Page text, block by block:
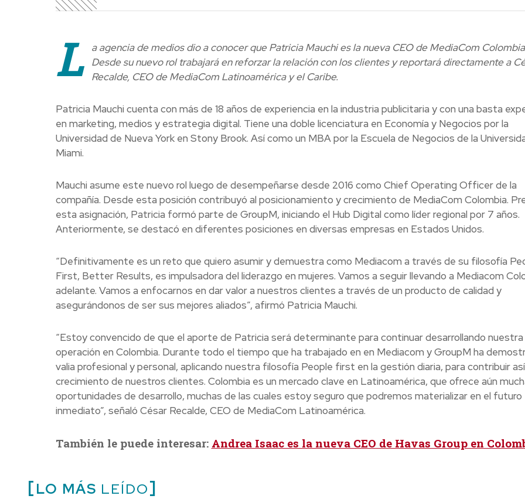
L
a agencia de medios dio a conocer que Patricia Mauchi es la nueva CEO de MediaCom
Desde su nuevo rol trabajará en reforzar la relación con los clientes y reportarádirectamente a
Recalde, CEO de MediaCom Latinoamérica y el Caribe.
Patricia Mauchi cuenta con más de 18 años de experiencia en la industria publicitaria y con una basta
en marketing, medios y estrategia digital. Tiene una doble licenciatura en Economía y Negocios por la
Universidad de Nueva York en Stony Brook. Así como un MBA por la Escuela de Negocios de la
Miami.
Mauchi asume este nuevo rol luego de desempeñarse desde 2016 como Chief Operating Officer de la
compañía. Desde esta posición contribuyó al posicionamiento y crecimiento de MediaCom Colombia.
esta asignación, Patricia formó parte de GroupM, iniciando el Hub Digital como líder regional por 7 años.
Anteriormente, se destacó en diferentes posiciones en diversas empresas en Estados Unidos.
“Definitivamente es un reto que quiero asumir y demuestra como Mediacom a través de su filosofía
First, Better Results, es impulsadora del liderazgo en mujeres. Vamos a seguir llevando a Mediacom
adelante. Vamos a enfocarnos en dar valor a nuestros clientes a través de un producto de calidad y
asegurándonos de ser sus mejores aliados”, afirmó Patricia Mauchi.
“Estoy convencido de que el aporte de Patricia será determinante para continuar desarrollando nuestra
operación en Colombia. Durante todo el tiempo que ha trabajado en en Mediacom y GroupM ha
valia profesional y personal, aplicando nuestra filosofía People first en la gestión diaria, para contribuir
crecimiento de nuestros clientes. Colombia es un mercado clave en Latinoamérica, que ofrece aún
oportunidades de desarrollo, muchas de las cuales estoy seguro que podremos materializar en el futuro
inmediato”, señaló César Recalde, CEO de MediaCom Latinoamérica.
También le puede interesar: Andrea Isaac es la nueva CEO de Havas Group en
LO MÁS LEÍDO